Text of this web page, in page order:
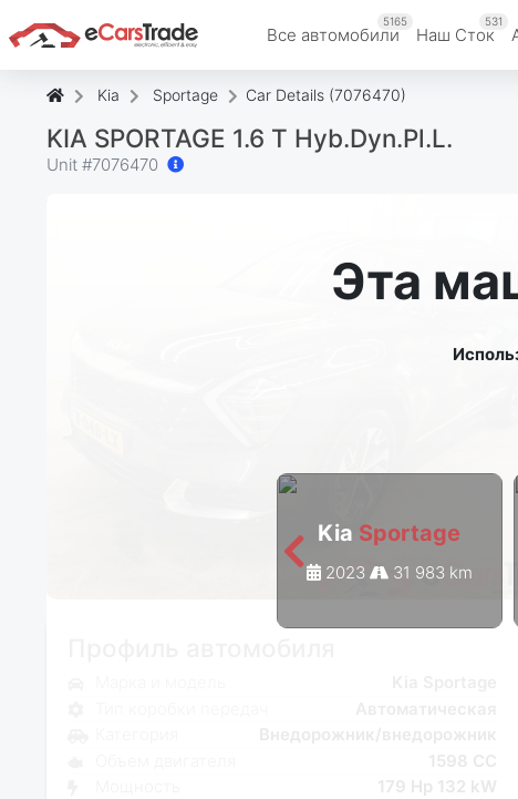
Все автомобили
5165
Наш Cток
531
Kia Sportage Car Details (7076470)
KIA SPORTAGE 1.6 T Hyb.Dyn.Pl.L.
Unit #7076470
Эта
Kia Sportage
2023 31 983 km
179 Hp 132 kW